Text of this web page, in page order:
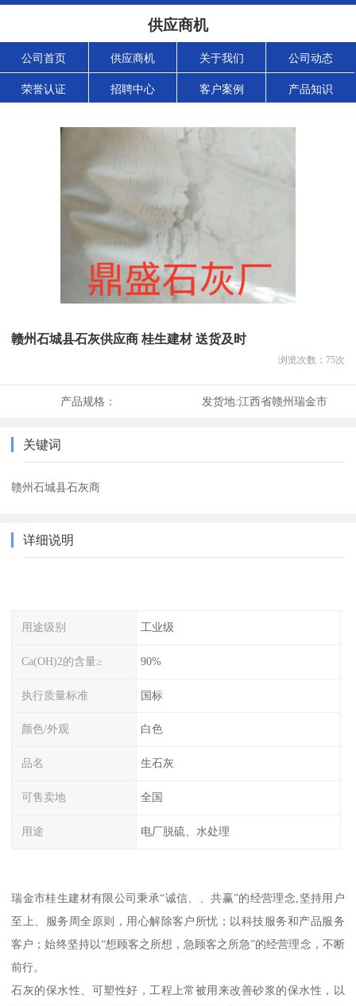
供应商机
公司首页 供应商机 关于我们 公司动态
荣誉认证 招聘中心 客户案例 产品知识
赣州石城县石灰供应商 桂生建材 送货及时
浏览次数： 75次
产品规格： 发货地:江西省赣州瑞金市
关键词
赣州石城县石灰商
详细说明
用途级别 工业级
Ca(OH)2的含量≥ 90%
执行质量标准 国标
颜色/外观 白色
品名 生石灰
可售卖地 全国
用途 电厂脱硫、水处理
瑞金市桂生建材有限公司秉承“诚信、、共赢”的经营理念,坚持用户
至上、服务周全原则，用心解除客户所忧；以科技服务和产品服务
客户；始终坚持以“想顾客之所想，急顾客之所急”的经营理念，不断
前行。
石灰的保水性、可塑性好，工程上常被用来改善砂浆的保水性，以